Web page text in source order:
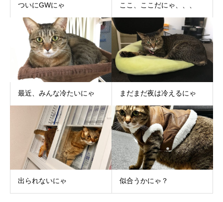
ついにGWにゃ ここ、ここだにゃ、、、
最近、みんな冷たいにゃ まだまだ夜は冷えるにゃ
出られないにゃ 似合うかにゃ？